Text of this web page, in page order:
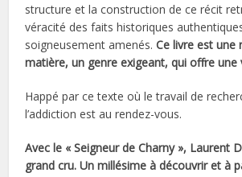
structure et la construction de ce récit
véracité des faits historiques
soigneusement amenés.Ce livre est une
matière, un genre exigeant, qui offre une
Happé par ce texte où le travail de
l’addiction est au rendez-vous.
Avec le « Seigneur de Charny », Laurent
grand cru. Un millésime à découvrir et à